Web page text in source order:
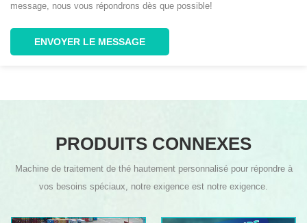
message, nous vous répondrons dès que possible!
ENVOYER LE MESSAGE
PRODUITS CONNEXES
Machine de traitement de thé hautement personnalisé pour répondre à
vos besoins spéciaux, notre exigence est notre exigence.